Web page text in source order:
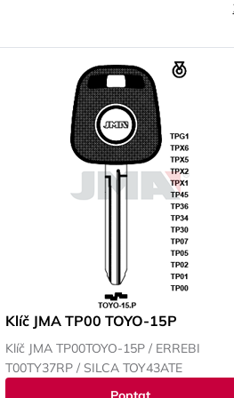
Klíč JMA TP00 TOYO-15P
Klíč JMA TP00TOYO-15P / ERREBI
T00TY37RP / SILCA TOY43ATE